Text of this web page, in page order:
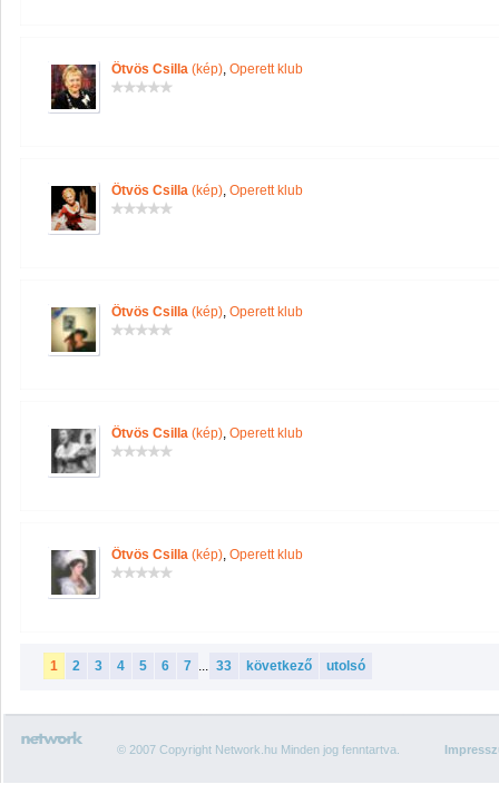
Ötvös Csilla (kép), Operett klub
Ötvös Csilla (kép), Operett klub
Ötvös Csilla (kép), Operett klub
Ötvös Csilla (kép), Operett klub
Ötvös Csilla (kép), Operett klub
1 2 3 4 5 6 7 ... 33 következő utolsó
© 2007 Copyright Network.hu Minden jog fenntartva.